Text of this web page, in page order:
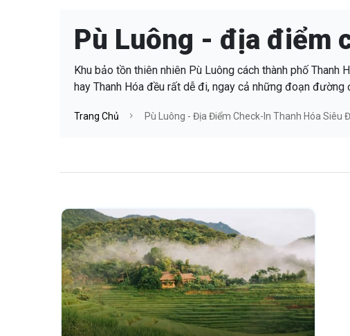
Pù Luông - địa điểm
Khu bảo tồn thiên nhiên Pù Luông cách thành phố
hay Thanh Hóa đều rất dễ đi, ngay cả những đoạn đường
Trang Chủ Pù Luông - Địa Điểm Check-In Thanh Hóa Siêu